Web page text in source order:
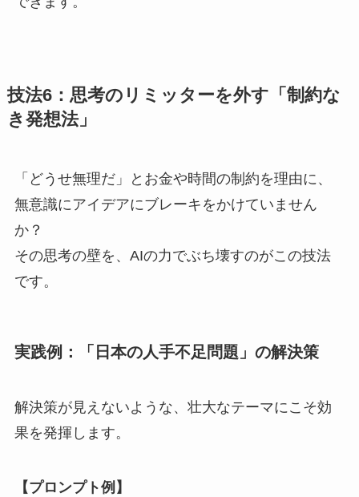
技法6：思考のリミッターを外す「制約な
き発想法」
「どうせ無理だ」とお金や時間の制約を理由に、
無意識にアイデアにブレーキをかけていません
か？
その思考の壁を、AIの力でぶち壊すのがこの技法
です。
実践例：「日本の人手不足問題」の解決策
解決策が見えないような、壮大なテーマにこそ効
果を発揮します。
【プロンプト例】